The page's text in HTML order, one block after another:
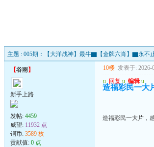
主题 : 005期：【大洋战神】最牛▇【金牌六肖】▇永不
【谷雨】
新手上路
发帖: 4459
威望: 11932 点
铜币: 3589 枚
贡献值: 0 点
10楼 发表于: 2026-
u 回复 u 编辑 u
造福彩民一大
造福彩民一大片，